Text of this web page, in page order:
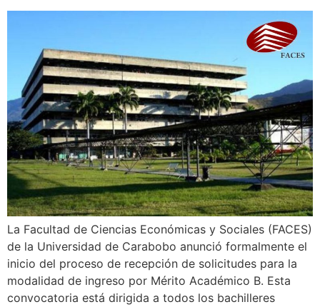
La Facultad de Ciencias Económicas y Sociales (FACES)
de la Universidad de Carabobo anunció formalmente el
inicio del proceso de recepción de solicitudes para la
modalidad de ingreso por Mérito Académico B. Esta
convocatoria está dirigida a todos los bachilleres